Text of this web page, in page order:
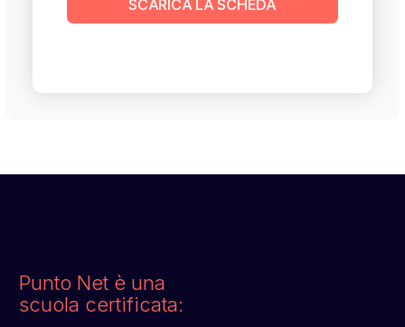
SCARICA LA SCHEDA
Punto Net è una
scuola certificata: